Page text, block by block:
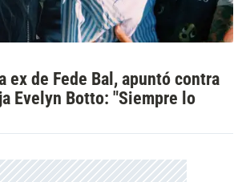
ex de Fede Bal, apuntó contra
Evelyn Botto: "Siempre lo